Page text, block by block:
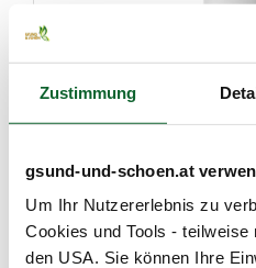
Zustimmung
gsund-und-schoen.at
Um Ihr Nutzererlebnis zu
Cookies und Tools -
den USA. Sie können Ihre